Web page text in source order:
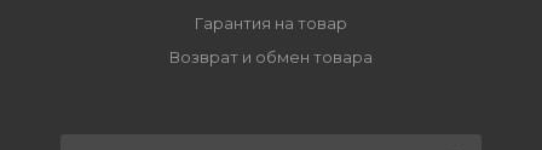
Гарантия на товар
Возврат и обмен товара